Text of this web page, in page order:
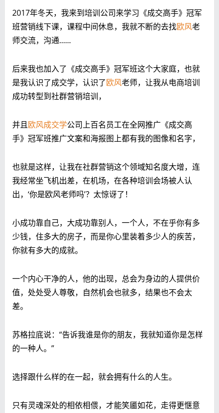
2017年冬天，我来到培训公司来学习《成交高手》冠军
班营销线下课，课程中间休息，我就不断的去找欧风老
师交流，沟通......
后来我也加入了《成交高手》冠军班这个大家庭，也就
是我认识了成交学，认识了欧风老师，让我从电商培训
成功转型到社群营销培训，
并且欧风成交学公司上百名员工在全网推广《成交高
手》冠军班推广文案和海报图上都有我的图像和名字，
也就是这样，让我在社群营销这个领域知名度大增，连
我经常坐飞机出差，在机场，在各种培训会场被人认
出，‘你是欧风老师吗’？太惊讶了！
小成功靠自己，大成功靠别人，一个人，不在乎你有多
少钱，住多大的房子，而是你心里装着多少人的疾苦，
你就有多大的成就。
一个内心干净的人，他的出现，总会为身边的人提供价
值，处处受人尊敬，自然机会也就多，结果也不会太
差。
苏格拉底说：“告诉我谁是你的朋友，我就知道你是怎样
的一种人。”
选择跟什么样的在一起，就会拥有什么的人生。
只有灵魂深处的相依相偎，才能笑靥如花，走得更惬意